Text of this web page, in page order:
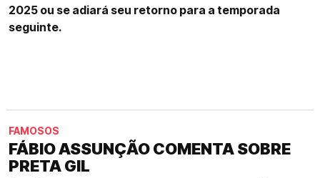
2025 ou se adiará seu retorno para a temporada
seguinte.
FAMOSOS
FÁBIO ASSUNÇÃO COMENTA SOBRE
PRETA GIL